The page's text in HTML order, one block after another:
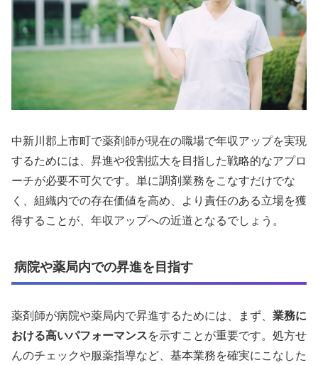
中新川郡上市町で薬剤師が現在の職場で年収アップを実現
するためには、昇進や役割拡大を目指した戦略的なアプロ
ーチが必要不可欠です。単に調剤業務をこなすだけでな
く、組織内での存在価値を高め、より責任のある立場を獲
得することが、年収アップへの近道となるでしょう。
病院や薬局内での昇進を目指す
薬剤師が病院や薬局内で昇進するためには、まず、 業務に
おける高いパフォーマンスを示すことが重要です。処方せ
んのチェックや服薬指導など、基本業務を確実にこなした